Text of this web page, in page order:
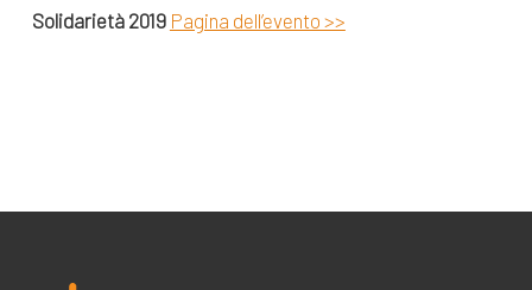
Solidarietà 2019 Pagina dell’evento >>